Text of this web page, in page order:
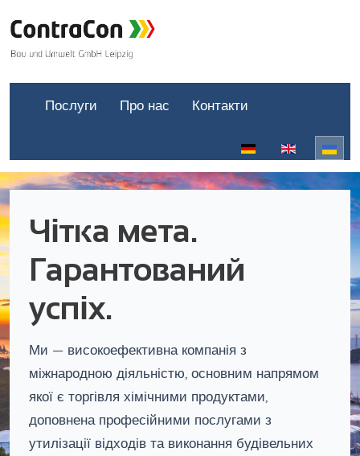
Послуги Про нас Контакти
Оберіть свою мову
Чітка мета.
Гарантований
успіх.
Ми — високоефективна компанія з
міжнародною діяльністю, основним напрямом
якої є торгівля хімічними продуктами,
доповнена професійними послугами з
утилізації відходів та виконання будівельних